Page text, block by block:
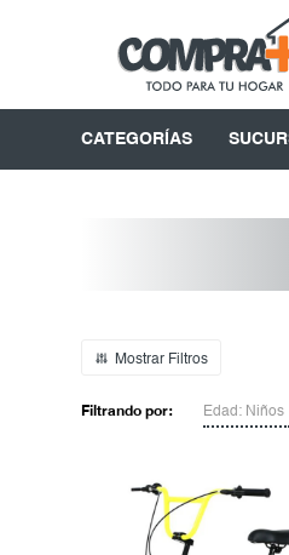
CATEGORÍAS
Filtrando por: Edad: Niños